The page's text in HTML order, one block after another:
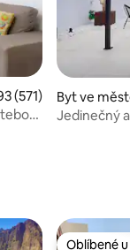
hodnocení
(571)
Byt ve
Jedinečný
Oblíbené